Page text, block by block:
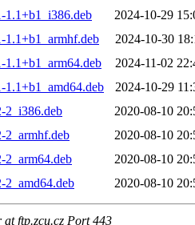
1.1+b1_i386.deb
2024-10-29
1.1+b1_armhf.deb
2024-10-30
1.1+b1_arm64.deb
2024-11-02
1.1+b1_amd64.deb
2024-10-29
2_i386.deb
2020-08-10
2_armhf.deb
2020-08-10
2_arm64.deb
2020-08-10
2_amd64.deb
2020-08-10
ftp.zcu.cz Port 443